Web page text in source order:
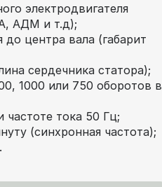
электродвигателя
АДМ и т.д);
центра вала (габарит
сердечника статора);
1000 или 750 оборотов в
частоте тока 50 Гц;
(синхронная частота);